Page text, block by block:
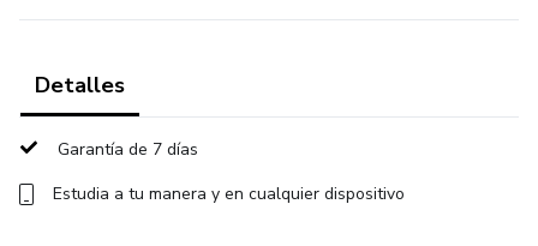
Detalles
Garantía de 7 días
Estudia a tu manera y en cualquier dispositivo